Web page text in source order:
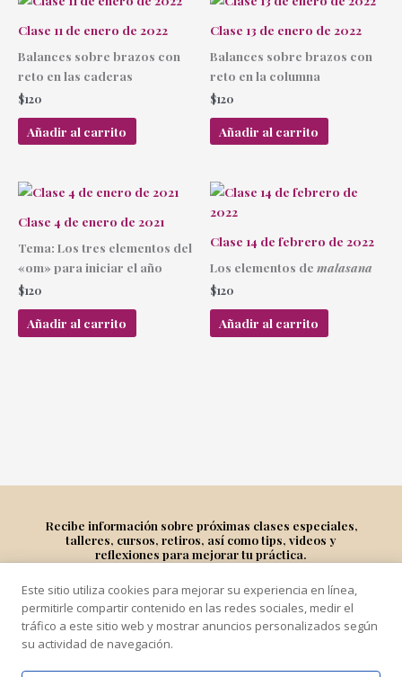
Clase 11 de enero de 2022
Balances sobre brazos con
reto en las caderas
$120
Añadir al carrito
Clase 13 de enero de 2022
Balances sobre brazos con
reto en la columna
$120
Añadir al carrito
Clase 4 de enero de 2021
Tema: Los tres elementos del
«om» para iniciar el año
$120
Añadir al carrito
Clase 14 de febrero de 2022
Los elementos de malasana
$120
Añadir al carrito
Recibe información sobre próximas clases especiales,
talleres, cursos, retiros, así como tips, videos y
reflexiones para mejorar tu práctica.
Suscríbete
Este sitio utiliza cookies para mejorar su experiencia en línea,
permitirle compartir contenido en las redes sociales, medir el
tráfico a este sitio web y mostrar anuncios personalizados según
su actividad de navegación.